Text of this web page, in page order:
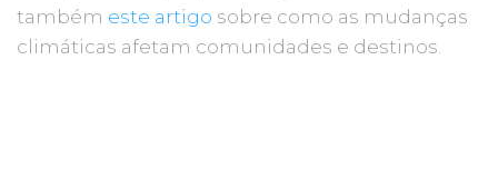
também este artigo sobre como as mudanças
climáticas afetam comunidades e destinos.